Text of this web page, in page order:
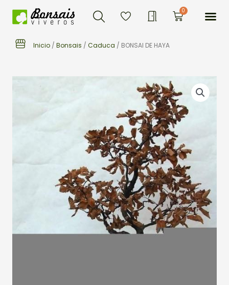
Buscar 0Carrito
Inicio / Bonsais / Caduca / BONSAI DE HAYA